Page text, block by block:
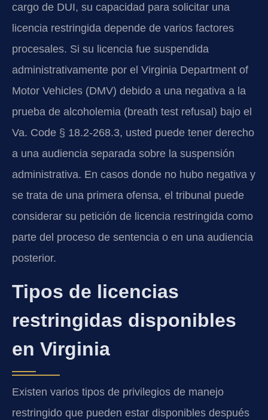
cargo de DUI, su capacidad para solicitar una
licencia restringida depende de varios factores
procesales. Si su licencia fue suspendida
administrativamente por el Virginia Department of
Motor Vehicles (DMV) debido a una negativa a la
prueba de alcoholemia (breath test refusal) bajo el
Va. Code § 18.2-268.3, usted puede tener derecho
a una audiencia separada sobre la suspensión
administrativa. En casos donde no hubo negativa y
se trata de una primera ofensa, el tribunal puede
considerar su petición de licencia restringida como
parte del proceso de sentencia o en una audiencia
posterior.
Tipos de licencias
restringidas disponibles
en Virginia
Existen varios tipos de privilegios de manejo
restringido que pueden estar disponibles después